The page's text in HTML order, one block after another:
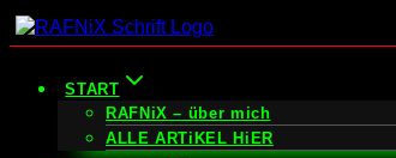
Zum
Inhalt
START
RAFNiX – über mich
ALLE ARTiKEL HiER